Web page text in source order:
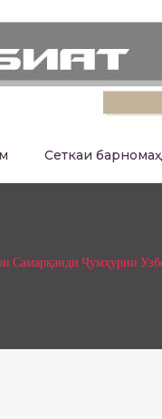
Сеткаи
Самарқанди Ҷумҳурии